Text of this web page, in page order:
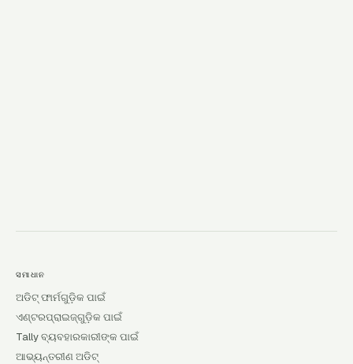
ସମାଧାନ
ଅଡିଟ୍ ଫାର୍ମଗୁଡ଼ିକ ପାଇଁ
ଏଣ୍ଟରପ୍ରାଇଜ୍‌ଗୁଡ଼ିକ ପାଇଁ
Tally ବ୍ୟବହାରକାରୀଙ୍କ ପାଇଁ
ଆଭ୍ୟନ୍ତରୀଣ ଅଡିଟ୍